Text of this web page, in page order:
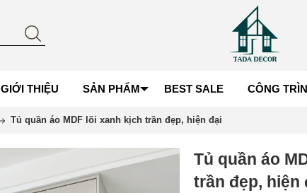
GIỚI THIỆU SẢN PHẨM BEST SALE CÔNG
Tủ quần áo MDF lõi xanh kịch trần đẹp, hiện đại
Tủ quần áo
trần đẹp, hiện